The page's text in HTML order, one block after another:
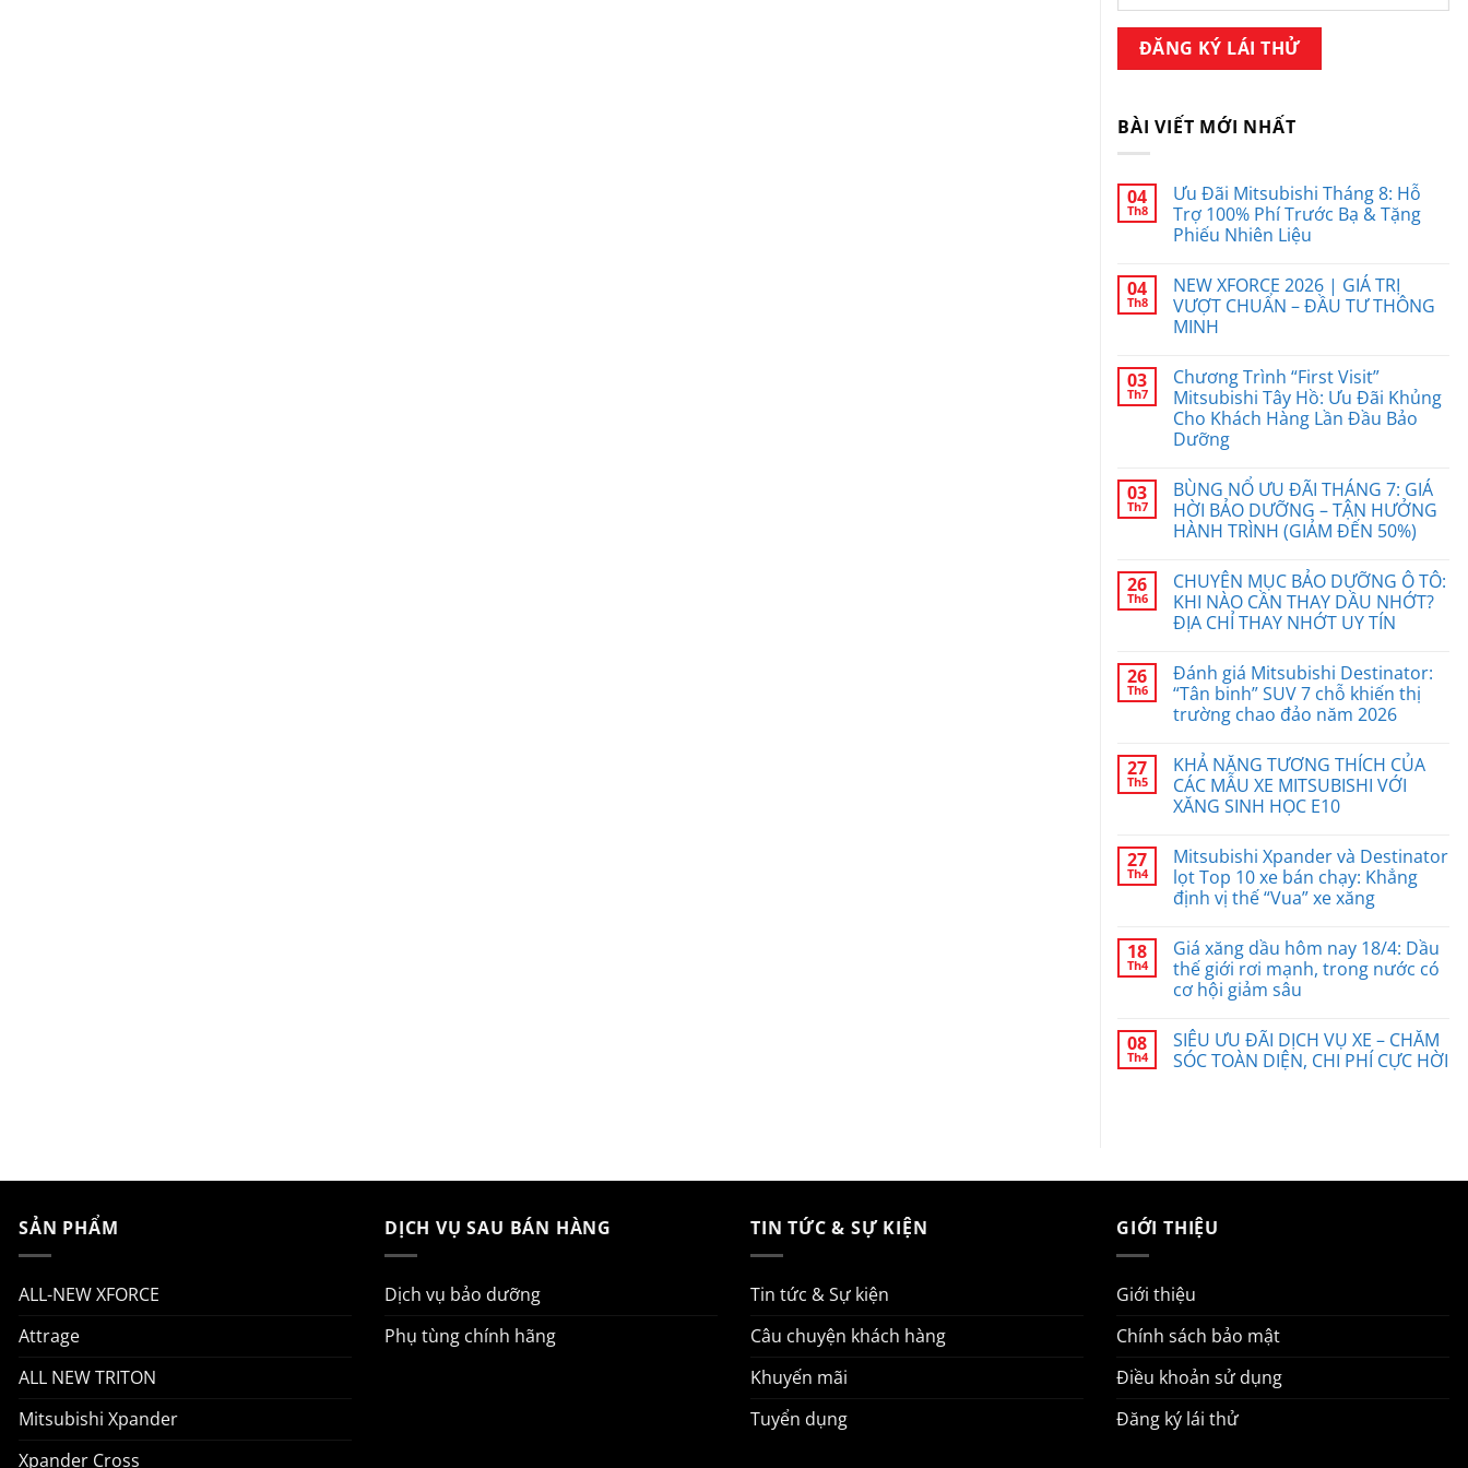
BÀI VIẾT MỚI NHẤT
04
Th8
Ưu Đãi Mitsubishi Tháng 8: Hỗ
Trợ 100% Phí Trước Bạ & Tặng
Phiếu Nhiên Liệu
04
Th8
NEW XFORCE 2026 | GIÁ TRỊ
VƯỢT CHUẨN – ĐẦU TƯ THÔNG
MINH
03
Th7
Chương Trình “First Visit”
Mitsubishi Tây Hồ: Ưu Đãi Khủng
Cho Khách Hàng Lần Đầu Bảo
Dưỡng
03
Th7
BÙNG NỔ ƯU ĐÃI THÁNG 7: GIÁ
HỜI BẢO DƯỠNG – TẬN HƯỞNG
HÀNH TRÌNH (GIẢM ĐẾN 50%)
26
Th6
CHUYÊN MỤC BẢO DƯỠNG Ô TÔ:
KHI NÀO CẦN THAY DẦU NHỚT?
ĐỊA CHỈ THAY NHỚT UY TÍN
26
Th6
Đánh giá Mitsubishi Destinator:
“Tân binh” SUV 7 chỗ khiến thị
trường chao đảo năm 2026
27
Th5
KHẢ NĂNG TƯƠNG THÍCH CỦA
CÁC MẪU XE MITSUBISHI VỚI
XĂNG SINH HỌC E10
27
Th4
Mitsubishi Xpander và Destinator
lọt Top 10 xe bán chạy: Khẳng
định vị thế “Vua” xe xăng
18
Th4
Giá xăng dầu hôm nay 18/4: Dầu
thế giới rơi mạnh, trong nước có
cơ hội giảm sâu
08
Th4
SIÊU ƯU ĐÃI DỊCH VỤ XE – CHĂM
SÓC TOÀN DIỆN, CHI PHÍ CỰC HỜI
SẢN PHẨM
ALL-NEW XFORCE
Attrage
ALL NEW TRITON
Mitsubishi Xpander
Xpander Cross
DỊCH VỤ SAU BÁN HÀNG
Dịch vụ bảo dưỡng
Phụ tùng chính hãng
TIN TỨC & SỰ KIỆN
Tin tức & Sự kiện
Câu chuyện khách hàng
Khuyến mãi
Tuyển dụng
GIỚI THIỆU
Giới thiệu
Chính sách bảo mật
Điều khoản sử dụng
Đăng ký lái thử